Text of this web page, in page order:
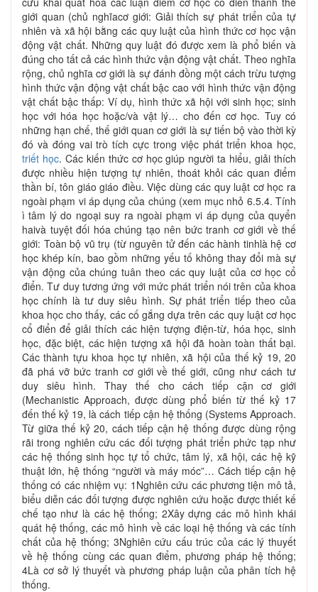
giới quan (chủ nghĩacơ giới: Giải thích sự phát triển của tự
nhiên và xã hội bằng các quy luật của hình thức cơ học vận
động vật chất. Những quy luật đó được xem là phổ biến và
đúng cho tất cả các hình thức vận động vật chất. Theo nghĩa
rộng, chủ nghĩa cơ giới là sự đánh đồng một cách trừu tượng
hình thức vận động vật chất bậc cao với hình thức vận động
vật chất bậc thấp: Ví dụ, hình thức xã hội với sinh học; sinh
học với hóa học hoặc/và vật lý… cho đến cơ học. Tuy có
những hạn chế, thế giới quan cơ giới là sự tiến bộ vào thời kỳ
đó và đóng vai trò tích cực trong việc phát triển khoa học,
triết học. Các kiến thức cơ học giúp người ta hiểu, giải thích
được nhiều hiện tượng tự nhiên, thoát khỏi các quan điểm
thần bí, tôn giáo giáo điều. Việc dùng các quy luật cơ học ra
ngoài phạm vi áp dụng của chúng (xem mục nhỏ 6.5.4. Tính
ì tâm lý do ngoại suy ra ngoài phạm vi áp dụng của quyển
haivà tuyệt đối hóa chúng tạo nên bức tranh cơ giới về thế
giới: Toàn bộ vũ trụ (từ nguyên tử đến các hành tinhlà hệ cơ
học khép kín, bao gồm những yếu tố không thay đổi mà sự
vận động của chúng tuân theo các quy luật của cơ học cổ
điển. Tư duy tương ứng với mức phát triển nói trên của khoa
học chính là tư duy siêu hình. Sự phát triển tiếp theo của
khoa học cho thấy, các cố gắng dựa trên các quy luật cơ học
cổ điển để giải thích các hiện tượng điện-từ, hóa học, sinh
học, đặc biệt, các hiện tượng xã hội đã hoàn toàn thất bại.
Các thành tựu khoa học tự nhiên, xã hội của thế kỷ 19, 20
đã phá vỡ bức tranh cơ giới về thế giới, cũng như cách tư
duy siêu hình. Thay thế cho cách tiếp cận cơ giới
(Mechanistic Approach, được dùng phổ biến từ thế kỷ 17
đến thế kỷ 19, là cách tiếp cận hệ thống (Systems Approach.
Từ giữa thế kỷ 20, cách tiếp cận hệ thống được dùng rộng
rãi trong nghiên cứu các đối tượng phát triển phức tạp như
các hệ thống sinh học tự tổ chức, tâm lý, xã hội, các hệ kỹ
thuật lớn, hệ thống “người và máy móc”… Cách tiếp cận hệ
thống có các nhiệm vụ: 1Nghiên cứu các phương tiện mô tả,
biểu diễn các đối tượng được nghiên cứu hoặc được thiết kế
chế tạo như là các hệ thống; 2Xây dựng các mô hình khái
quát hệ thống, các mô hình về các loại hệ thống và các tính
chất của hệ thống; 3Nghiên cứu cấu trúc của các lý thuyết
về hệ thống cùng các quan điểm, phương pháp hệ thống;
4Là cơ sở lý thuyết và phương pháp luận của phân tích hệ
thống.